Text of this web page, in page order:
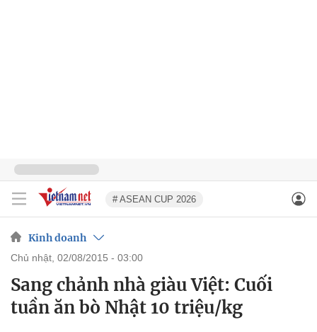
# ASEAN CUP 2026
Kinh doanh
chủ nhật, 02/08/2015 - 03:00
Sang chảnh nhà giàu Việt: Cuối
tuần ăn bò Nhật 10 triệu/kg